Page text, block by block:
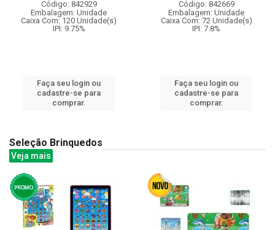
Código: 842929
Embalagem: Unidade
Caixa Com: 120 Unidade(s)
IPI: 9.75%
Faça seu login ou
cadastre-se para
comprar.
Código: 842669
Embalagem: Unidade
Caixa Com: 72 Unidade(s)
IPI: 7.8%
Faça seu login ou
cadastre-se para
comprar.
Seleção Brinquedos
Veja mais